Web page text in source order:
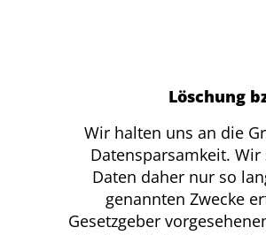
Löschung
Wir halten uns an die
Datensparsamkeit.
Daten daher nur so
genannten Zwecke
Gesetzgeber